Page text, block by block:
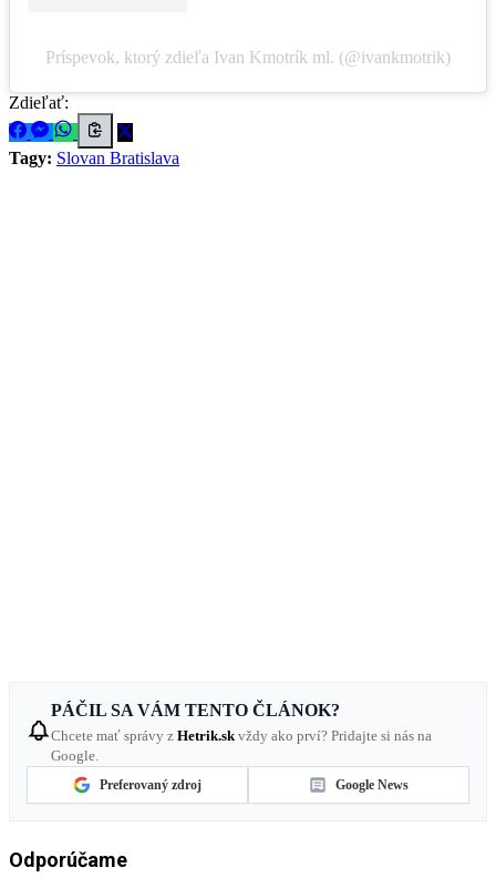
Príspevok, ktorý zdieľa Ivan Kmotrík ml. (@ivankmotrik)
Zdieľať:
Tagy: Slovan Bratislava
PÁČIL SA VÁM TENTO ČLÁNOK?
Chcete mať správy z Hetrik.skvždy ako prví? Pridajte si nás na
Google.
Preferovaný zdroj Google News
Odporúčame